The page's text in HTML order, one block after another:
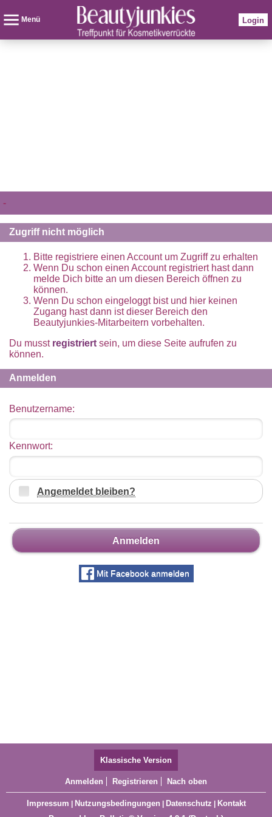
Menü Login
-
Zugriff nicht möglich
Bitte registriere einen Account um Zugriff zu erhalten
Wenn Du schon einen Account registriert hast dann
melde Dich bitte an um diesen Bereich öffnen zu
können.
Wenn Du schon eingeloggt bist und hier keinen
Zugang hast dann ist dieser Bereich den
Beautyjunkies-Mitarbeitern vorbehalten.
Du musst registriert sein, um diese Seite aufrufen zu
können.
Anmelden
Benutzername:
Kennwort:
Angemeldet bleiben?
Anmelden
Mit Facebook anmelden
Klassische Version
Anmelden Registrieren Nach oben
Impressum Nutzungsbedingungen Datenschutz
Kontakt